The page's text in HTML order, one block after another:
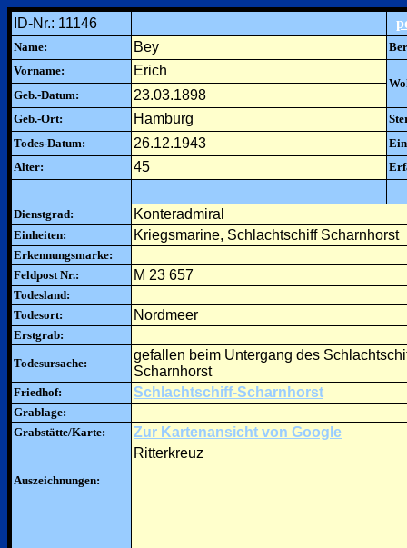
ID-Nr.: 11146
Name: Bey
Vorname:
Erich
Geb.-Datum:
23.03.1898
Geb.-Ort: Hamburg
Todes-Datum:
26.12.1943
Alter:
45
Dienstgrad: Konteradmiral
Einheiten: Kriegsmarine, Schlachtschiff Scharnhorst
Erkennungsmarke:
Feldpost Nr.:
M 23 657
Todesland:
Todesort:
Nordmeer
Erstgrab:
Todesursache:
gefallen beim Untergang des
Scharnhorst
Friedhof: Schlachtschiff-Scharnhorst
Grablage:
Grabstätte/Karte:
Zur Kartenansicht von Google
Auszeichnungen:
Ritterkreuz